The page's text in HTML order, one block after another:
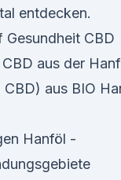
entdecken.
CBD
aus der
aus BIO
Hanföl -